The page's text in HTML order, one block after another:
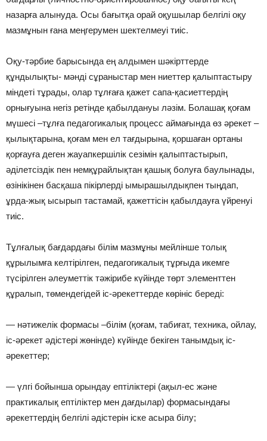
назарға алынуда. Осы бағытқа орай оқушылар белгілі оқу
мазмұнын ғана меңгерумен шектелмеуі тиіс.
Оқу-тəрбие барысында ең алдымен шəкірттерде
құндылықты- мəнді сұраныстар мен ниеттер қалыптастыру
міндеті тұрады, олар тұлғаға қажет сапа-қасиеттердің
орнығуына негіз ретінде қабылдануы лəзім. Болашақ қоғам
мүшесі –тұлға педагогикалық процесс аймағында өз əрекет –
қылықтарына, қоғам мен ел тағдырына, қоршаған ортаны
қорғауға деген жауапкершілік сезімін қалыптастырып,
əділетсіздік пен немқұрайлықтан қашық болуға баулынады,
өзінікінен басқаша пікірлерді ымырашылдықпен тыңдап,
ұрда-жық ысырып тастамай, қажеттісін қабылдауға үйренуі
тиіс.
Тұлғалық бағдардағы білім мазмұны мейлінше толық
құрылымға келтірілген, педагогикалық тұрғыда икемге
түсірілген əлеуметтік тəжірибе күйінде төрт элементтен
құралып, төмендегідей іс-əрекеттерде көрініс береді:
— нəтижелік формасы –білім (қоғам, табиғат, техника, ойлау,
іс-əрекет əдістері жөнінде) күйінде бекіген танымдық іс-
əрекеттер;
— үлгі бойынша орындау ептіліктері (ақыл-ес жəне
практикалық ептіліктер мен дағдылар) формасындағы
əрекеттердің белгілі əдістерін іске асыра білу;